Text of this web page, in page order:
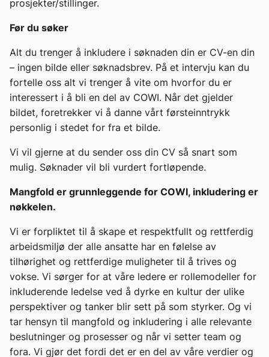
prosjekter/stillinger.
Før du søker
Alt du trenger å inkludere i søknaden din er CV-en din
– ingen bilde eller søknadsbrev. På et intervju kan du
fortelle oss alt vi trenger å vite om hvorfor du er
interessert i å bli en del av COWI. Når det gjelder
bildet, foretrekker vi å danne vårt førsteinntrykk
personlig i stedet for fra et bilde.
Vi vil gjerne at du sender oss din CV så snart som
mulig. Søknader vil bli vurdert fortløpende.
Mangfold er grunnleggende for COWI, inkludering er
nøkkelen.
Vi er forpliktet til å skape et respektfullt og rettferdig
arbeidsmiljø der alle ansatte har en følelse av
tilhørighet og rettferdige muligheter til å trives og
vokse. Vi sørger for at våre ledere er rollemodeller for
inkluderende ledelse ved å dyrke en kultur der ulike
perspektiver og tanker blir sett på som styrker. Og vi
tar hensyn til mangfold og inkludering i alle relevante
beslutninger og prosesser og når vi setter team og
fora. Vi gjør det fordi det er en del av våre verdier og